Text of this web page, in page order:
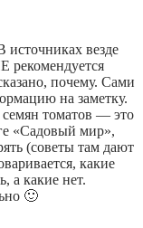
везде
рекомендуется
почему. Сами
на заметку.
томатов — это
«Садовый мир»,
(советы там дают
какие
а какие нет.
🙂